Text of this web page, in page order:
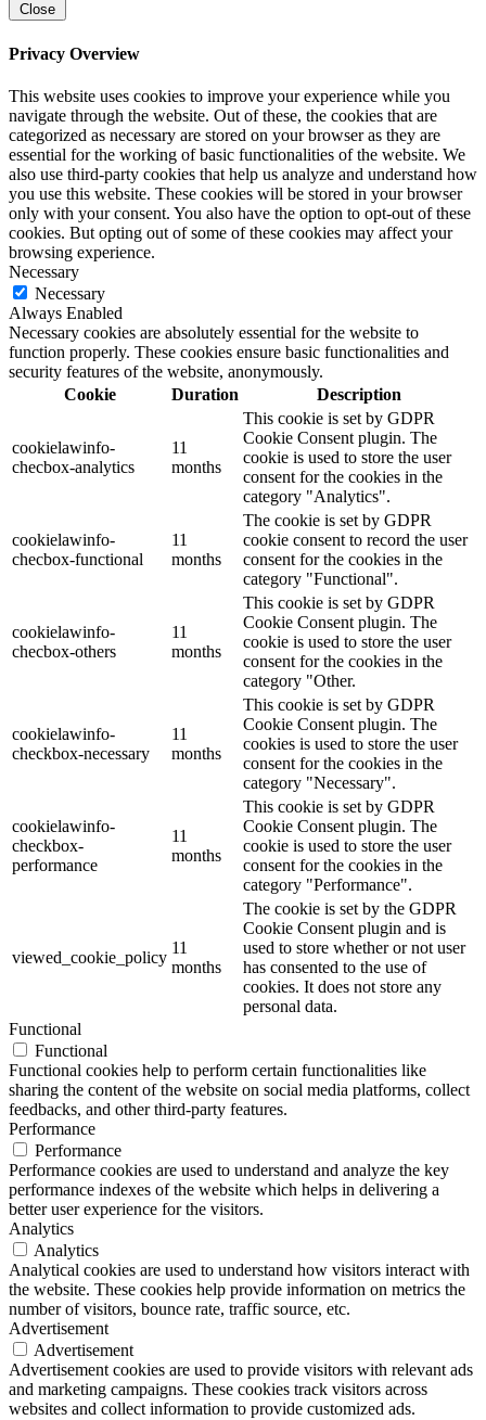
Close
Privacy Overview
This website uses cookies to improve your experience while you
navigate through the website. Out of these, the cookies that are
categorized as necessary are stored on your browser as they are
essential for the working of basic functionalities of the website. We
also use third-party cookies that help us analyze and understand how
you use this website. These cookies will be stored in your browser
only with your consent. You also have the option to opt-out of these
cookies. But opting out of some of these cookies may affect your
browsing experience.
Necessary
Necessary
Always Enabled
Necessary cookies are absolutely essential for the website to
function properly. These cookies ensure basic functionalities and
security features of the website, anonymously.
Cookie
Duration Description
cookielawinfo-
checbox-analytics
11
months
This cookie is set by GDPR
Cookie Consent plugin. The
cookie is used to store the user
consent for the cookies in the
category "Analytics".
cookielawinfo-
checbox-functional
11
months
The cookie is set by GDPR
cookie consent to record the user
consent for the cookies in the
category "Functional".
cookielawinfo-
checbox-others
11
months
This cookie is set by GDPR
Cookie Consent plugin. The
cookie is used to store the user
consent for the cookies in the
category "Other.
cookielawinfo-
checkbox-necessary
11
months
This cookie is set by GDPR
Cookie Consent plugin. The
cookies is used to store the user
consent for the cookies in the
category "Necessary".
cookielawinfo-
checkbox-
performance
11
months
This cookie is set by GDPR
Cookie Consent plugin. The
cookie is used to store the user
consent for the cookies in the
category "Performance".
viewed_cookie_policy
11
months
The cookie is set by the GDPR
Cookie Consent plugin and is
used to store whether or not user
has consented to the use of
cookies. It does not store any
personal data.
Functional
Functional
Functional cookies help to perform certain functionalities like
sharing the content of the website on social media platforms, collect
feedbacks, and other third-party features.
Performance
Performance
Performance cookies are used to understand and analyze the key
performance indexes of the website which helps in delivering a
better user experience for the visitors.
Analytics
Analytics
Analytical cookies are used to understand how visitors interact with
the website. These cookies help provide information on metrics the
number of visitors, bounce rate, traffic source, etc.
Advertisement
Advertisement
Advertisement cookies are used to provide visitors with relevant ads
and marketing campaigns. These cookies track visitors across
websites and collect information to provide customized ads.